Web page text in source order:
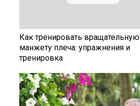
Как тренировать вращательную
манжету плеча: упражнения и
тренировка